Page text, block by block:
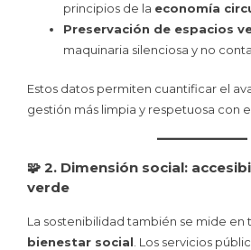
principios de la economía
Preservación de espacios
maquinaria silenciosa y no
Estos datos permiten cuantificar el
gestión más limpia y respetuosa con
🧩 2. Dimensión social:
verde
La sostenibilidad también se mide en
bienestar social . Los servicios